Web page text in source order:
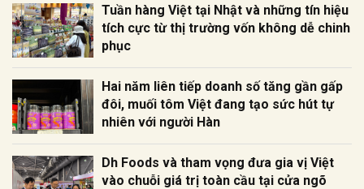
Tuần hàng Việt tại Nhật và những tín hiệu
tích cực từ thị trường vốn không dễ chinh
phục
Hai năm liên tiếp doanh số tăng gần gấp
đôi, muối tôm Việt đang tạo sức hút tự
nhiên với người Hàn
Dh Foods và tham vọng đưa gia vị Việt
vào chuỗi giá trị toàn cầu tại cửa ngõ